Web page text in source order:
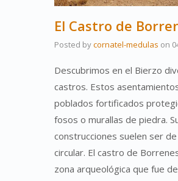
El Castro de
Posted bycornatel-medulas on
Descubrimos en el Bierzo
castros. Estos
poblados fortificados
fosos o murallas de piedra.
construcciones suelen ser
circular. El castro de
zona arqueológica que fue